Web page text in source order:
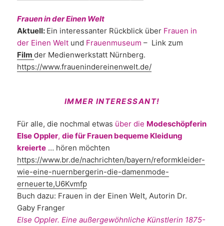
Frauen in der Einen Welt
Aktuell: Ein interessanter Rückblick über Frauen in
der Einen Welt und Frauenmuseum – Link zum
Filmder Medienwerkstatt Nürnberg.
https://www.frauenindereinenwelt.de/
IMMER INTERESSANT!
Für alle, die nochmal etwas über die Modeschöpferin
Else Oppler,die für Frauen bequeme Kleidung
kreierte … hören möchten
https://www.br.de/nachrichten/bayern/reformkleider-
wie-eine-nuernbergerin-die-damenmode-
erneuerte,U6Kvmfp
Buch dazu: Frauen in der Einen Welt, Autorin Dr.
Gaby Franger
Else Oppler. Eine außergewöhnliche Künstlerin 1875-